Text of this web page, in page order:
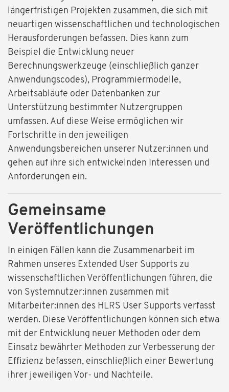
längerfristigen Projekten zusammen, die sich mit
neuartigen wissenschaftlichen und technologischen
Herausforderungen befassen. Dies kann zum
Beispiel die Entwicklung neuer
Berechnungswerkzeuge (einschließlich ganzer
Anwendungscodes), Programmiermodelle,
Arbeitsabläufe oder Datenbanken zur
Unterstützung bestimmter Nutzergruppen
umfassen. Auf diese Weise ermöglichen wir
Fortschritte in den jeweiligen
Anwendungsbereichen unserer Nutzer:innen und
gehen auf ihre sich entwickelnden Interessen und
Anforderungen ein.
Gemeinsame
Veröffentlichungen
In einigen Fällen kann die Zusammenarbeit im
Rahmen unseres Extended User Supports zu
wissenschaftlichen Veröffentlichungen führen, die
von Systemnutzer:innen zusammen mit
Mitarbeiter:innen des HLRS User Supports verfasst
werden. Diese Veröffentlichungen können sich etwa
mit der Entwicklung neuer Methoden oder dem
Einsatz bewährter Methoden zur Verbesserung der
Effizienz befassen, einschließlich einer Bewertung
ihrer jeweiligen Vor- und Nachteile.